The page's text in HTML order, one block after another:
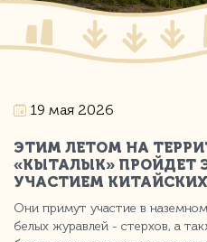
19 мая 2026
ЭТИМ ЛЕТОМ НА
«КЫТАЛЫК» ПРОЙДЕТ
УЧАСТИЕМ
Они примут участие в
белых журавлей - стерхов, а